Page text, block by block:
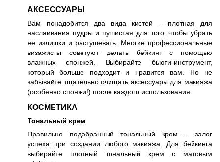
АКСЕССУАРЫ
Вам понадобится два вида кистей – плотная для
наслаивания пудры и пушистая для того, чтобы убрать
ее излишки и растушевать. Многие профессиональные
визажисты советуют делать бейкинг с помощью
влажных спонжей. Выбирайте бьюти-инструмент,
который больше подходит и нравится вам. Но не
забывайте тщательно очищать аксессуары для макияжа
(особенно спонжи!) после каждого использования.
КОСМЕТИКА
Тональный крем
Правильно подобранный тональный крем – залог
успеха при создании любого макияжа. Для бейкинга
выбирайте плотный тональный крем с матовым